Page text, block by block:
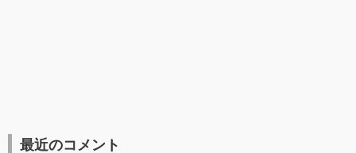
最近のコメント